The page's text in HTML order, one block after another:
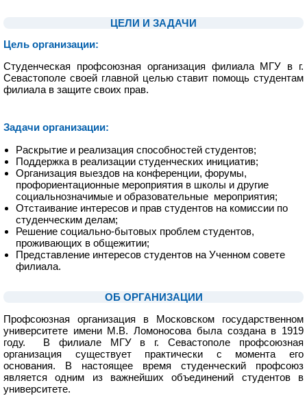
ЦЕЛИ И ЗАДАЧИ
Цель организации:
Студенческая профсоюзная организация филиала МГУ в г.
Севастополе своей главной целью ставит помощь студентам
филиала в защите своих прав.
Задачи организации:
Раскрытие и реализация способностей студентов;
Поддержка в реализации студенческих инициатив;
Организация выездов на конференции, форумы,
профориентационные мероприятия в школы и другие
социальнозначимые и образовательные мероприятия;
Отстаивание интересов и прав студентов на комиссии по
студенческим делам;
Решение социально-бытовых проблем студентов,
проживающих в общежитии;
Представление интересов студентов на Ученном совете
филиала.
ОБ ОРГАНИЗАЦИИ
Профсоюзная организация в Московском государственном
университете имени М.В. Ломоносова была создана в 1919
году. В филиале МГУ в г. Севастополе профсоюзная
организация существует практически с момента его
основания. В настоящее время студенческий профсоюз
является одним из важнейших объединений студентов в
университете.